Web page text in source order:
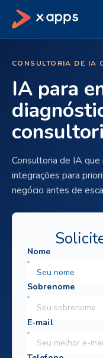
CONSULTORIA DE IA
IA para
Consultoria de IA
integrações para
negócio antes de